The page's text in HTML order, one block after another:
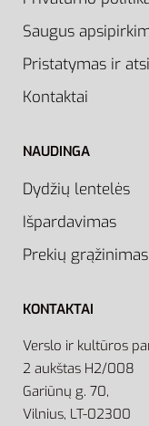
Saugus
Pristatymas ir
Kontaktai
NAUDINGA
Dydžių lentelės
Išpardavimas
Prekių grąžinimas
KONTAKTAI
Verslo ir kultūros
2 aukštas H2/008
Gariūnų g. 70,
Vilnius, LT-02300